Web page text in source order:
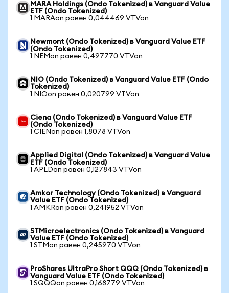
MARA Holdings (Ondo Tokenized) в Vanguard Value
ETF (Ondo Tokenized)
1 MARAon равен 0,044469 VTVon
Newmont (Ondo Tokenized) в Vanguard Value ETF
(Ondo Tokenized)
1 NEMon равен 0,497770 VTVon
NIO (Ondo Tokenized) в Vanguard Value ETF (Ondo
Tokenized)
1 NIOon равен 0,020799 VTVon
Ciena (Ondo Tokenized) в Vanguard Value ETF
(Ondo Tokenized)
1 CIENon равен 1,8078 VTVon
Applied Digital (Ondo Tokenized) в Vanguard Value
ETF (Ondo Tokenized)
1 APLDon равен 0,127843 VTVon
Amkor Technology (Ondo Tokenized) в Vanguard
Value ETF (Ondo Tokenized)
1 AMKRon равен 0,241952 VTVon
STMicroelectronics (Ondo Tokenized) в Vanguard
Value ETF (Ondo Tokenized)
1 STMon равен 0,245970 VTVon
ProShares UltraPro Short QQQ (Ondo Tokenized) в
Vanguard Value ETF (Ondo Tokenized)
1 SQQQon равен 0,168779 VTVon